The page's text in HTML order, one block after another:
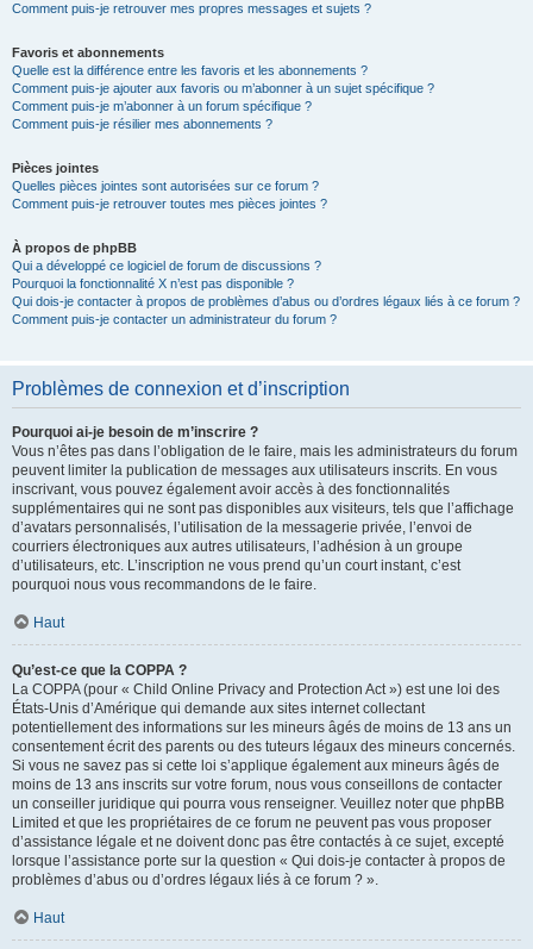
Comment puis-je retrouver mes propres messages et sujets ?
Favoris et abonnements
Quelle est la différence entre les favoris et les abonnements ?
Comment puis-je ajouter aux favoris ou m’abonner à un sujet spécifique ?
Comment puis-je m’abonner à un forum spécifique ?
Comment puis-je résilier mes abonnements ?
Pièces jointes
Quelles pièces jointes sont autorisées sur ce forum ?
Comment puis-je retrouver toutes mes pièces jointes ?
À propos de phpBB
Qui a développé ce logiciel de forum de discussions ?
Pourquoi la fonctionnalité X n’est pas disponible ?
Qui dois-je contacter à propos de problèmes d’abus ou d’ordres légaux liés à ce forum ?
Comment puis-je contacter un administrateur du forum ?
Problèmes de connexion et d’inscription
Pourquoi ai-je besoin de m’inscrire ?
Vous n’êtes pas dans l’obligation de le faire, mais les administrateurs du forum
peuvent limiter la publication de messages aux utilisateurs inscrits. En vous
inscrivant, vous pouvez également avoir accès à des fonctionnalités
supplémentaires qui ne sont pas disponibles aux visiteurs, tels que l’affichage
d’avatars personnalisés, l’utilisation de la messagerie privée, l’envoi de
courriers électroniques aux autres utilisateurs, l’adhésion à un groupe
d’utilisateurs, etc. L’inscription ne vous prend qu’un court instant, c’est
pourquoi nous vous recommandons de le faire.
Haut
Qu’est-ce que la COPPA ?
La COPPA (pour « Child Online Privacy and Protection Act ») est une loi des
États-Unis d’Amérique qui demande aux sites internet collectant
potentiellement des informations sur les mineurs âgés de moins de 13 ans un
consentement écrit des parents ou des tuteurs légaux des mineurs concernés.
Si vous ne savez pas si cette loi s’applique également aux mineurs âgés de
moins de 13 ans inscrits sur votre forum, nous vous conseillons de contacter
un conseiller juridique qui pourra vous renseigner. Veuillez noter que phpBB
Limited et que les propriétaires de ce forum ne peuvent pas vous proposer
d’assistance légale et ne doivent donc pas être contactés à ce sujet, excepté
lorsque l’assistance porte sur la question « Qui dois-je contacter à propos de
problèmes d’abus ou d’ordres légaux liés à ce forum ? ».
Haut